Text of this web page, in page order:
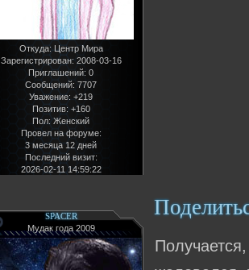
Откуда:Центр Мира
Зарегистрирован: 2008-03-16
Приглашений: 0
Сообщений: 7707
Уважение: +219
Позитив: +160
Пол:Женский
Провел на форуме:
3 месяца 12 дней
Последний визит:
2026-02-11 14:59:22
SPACER
Мудак года 2009